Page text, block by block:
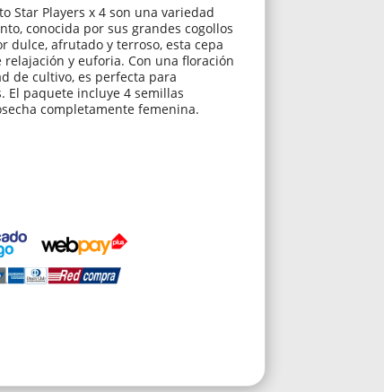
Star Players x 4 son una variedad
conocida por sus grandes cogollos
dulce, afrutado y terroso, esta cepa
y euforia. Con una floración
de cultivo, es perfecta para
El paquete incluye 4 semillas
completamente femenina.